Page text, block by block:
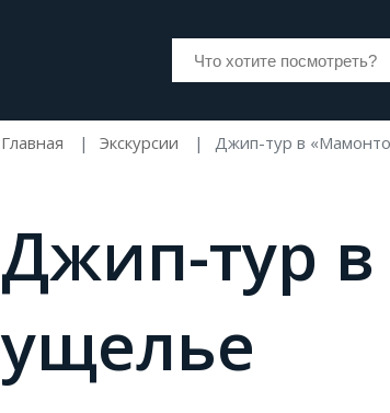
Главная Экскурсии Джип-тур в
Джип-тур
ущелье